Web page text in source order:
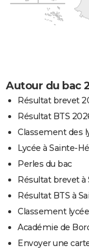
Autour du bac
Résultat brevet
Résultat BTS
Classement des
Lycée à Sainte-
Perles du bac
Résultat brevet à
Résultat BTS à
Classement
Académie de
Envoyer une